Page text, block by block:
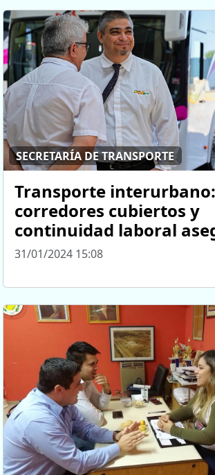
SECRETARÍA DE TRANSPORTE
Transporte interurbano:
corredores cubiertos y
continuidad laboral
31/01/2024 15:08